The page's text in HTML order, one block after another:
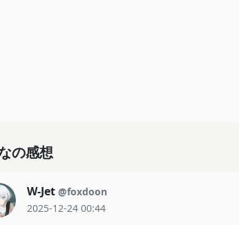
の感想
W-Jet @foxdoon
2025-12-24 00:44